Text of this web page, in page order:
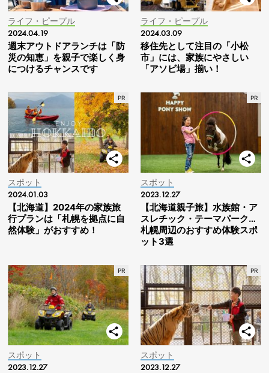
ライフ・ピープル
2024.04.19
週末アウトドアランチは「防
災の知恵」を親子で楽しく身
につけるチャンスです
ライフ・ピープル
2024.03.09
移住先として注目の「小松
市」には、家族にやさしい
「アソビ場」揃い！
スポット
2024.01.03
【北海道】2024年の家族旅
行プランは「札幌を拠点に自
然体験」がおすすめ！
スポット
2023.12.27
【北海道親子旅】水族館・ア
スレチック・テーマパーク…
札幌周辺のおすすめ体験スポ
ット3選
スポット
2023.12.27
スポット
2023.12.27